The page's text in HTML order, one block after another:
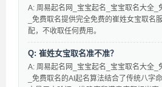
A: 周易起名网_宝宝起名_宝宝取名大全_
_免费取名提供完全免费的崔姓女宝取名
配，不收取任何费用。
Q: 崔姓女宝取名准不准？
A: 周易起名网_宝宝起名_宝宝取名大全_
_免费取名的AI起名算法结合了传统八字